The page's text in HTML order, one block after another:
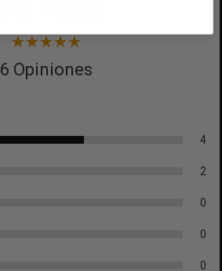
CANCELAR
6 Opiniones
4
2
0
0
0